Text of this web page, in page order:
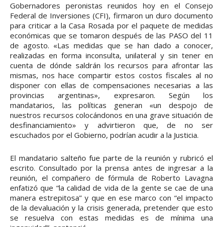
Gobernadores peronistas reunidos hoy en el Consejo
Federal de Inversiones (CFI), firmaron un duro documento
para criticar a la Casa Rosada por el paquete de medidas
económicas que se tomaron después de las PASO del 11
de agosto. «Las medidas que se han dado a conocer,
realizadas en forma inconsulta, unilateral y sin tener en
cuenta de dónde saldrán los recursos para afrontar las
mismas, nos hace compartir estos costos fiscales al no
disponer con ellas de compensaciones necesarias a las
provincias argentinas», expresaron. Según los
mandatarios, las políticas generan «un despojo de
nuestros recursos colocándonos en una grave situación de
desfinanciamiento» y advirtieron que, de no ser
escuchados por el Gobierno, podrían acudir a la Justicia.
El mandatario salteño fue parte de la reunión y rubricó el
escrito. Consultado por la prensa antes de ingresar a la
reunión, el compañero de fórmula de Roberto Lavagna
enfatizó que “la calidad de vida de la gente se cae de una
manera estrepitosa” y que en ese marco con “el impacto
de la devaluación y la crisis generada, pretender que esto
se resuelva con estas medidas es de mínima una